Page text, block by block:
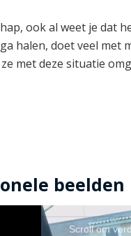
ook al weet je dat
halen, doet veel met
met deze situatie
beelden
Scroll om